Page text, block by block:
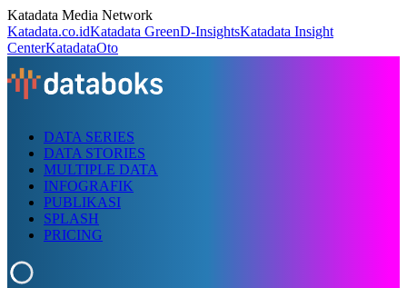
Katadata Media Network
Katadata.co.idKatadata GreenD-InsightsKatadata Insight
CenterKatadataOto
DATA SERIES
DATA STORIES
MULTIPLE DATA
INFOGRAFIK
PUBLIKASI
SPLASH
PRICING